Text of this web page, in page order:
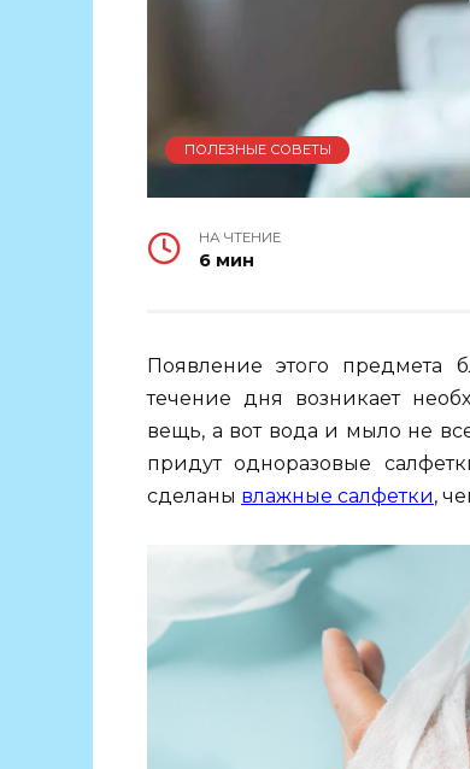
ПОЛЕЗНЫЕ СОВЕТЫ
НА ЧТЕНИЕ
6 мин
Появление этого предмета
течение дня возникает
вещь, а вот вода и мыло не
придут одноразовые
сделаны влажные салфетки,